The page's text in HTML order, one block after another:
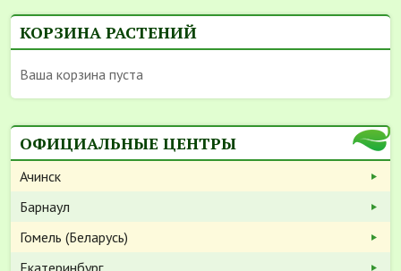
КОРЗИНА РАСТЕНИЙ
Ваша корзина пуста
ОФИЦИАЛЬНЫЕ ЦЕНТРЫ
Ачинск
Барнаул
Гомель (Беларусь)
Екатеринбург